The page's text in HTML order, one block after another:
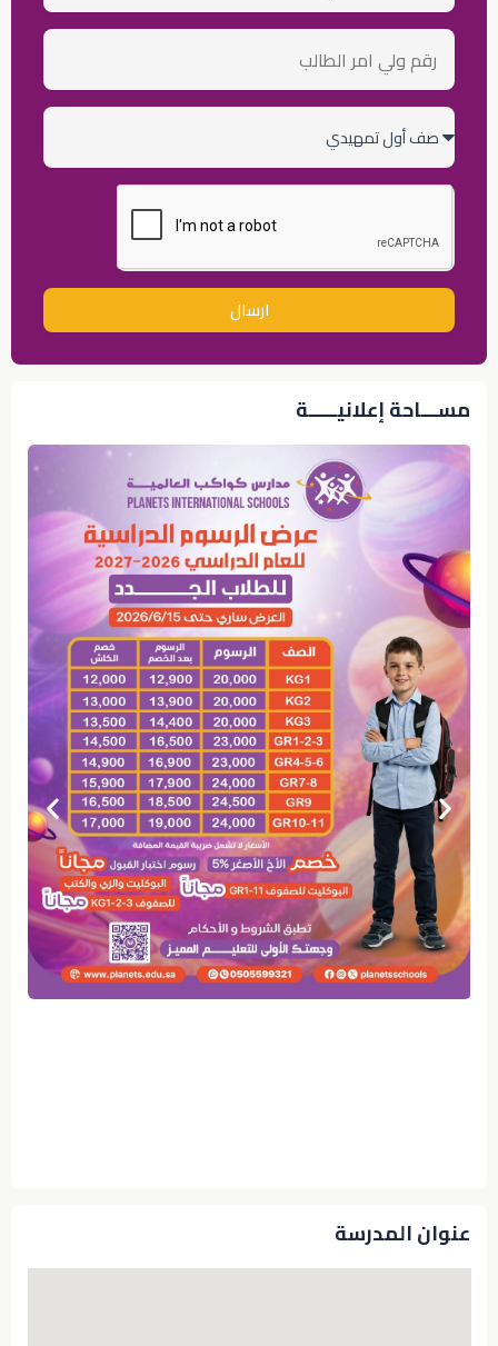
رقم
ولي
أمر
الطالب
الصف
الدراسي
ارسال
مســـاحة إعلانيـــــة
عنوان المدرسة